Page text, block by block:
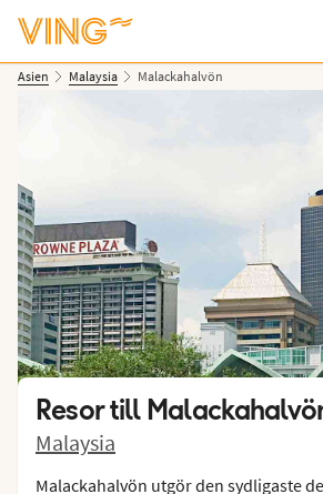
Asien Malaysia Malackahalvön
Resor till
Malaysia
Malackahalvön utgör den sydligaste